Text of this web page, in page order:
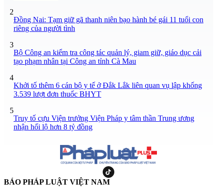
2
Đồng Nai: Tạm giữ gã thanh niên bạo hành bé gái 11 tuổi con
riêng của người tình
3
Bộ Công an kiểm tra công tác quản lý, giam giữ, giáo dục cải
tạo phạm nhân tại Công an tỉnh Cà Mau
4
Khởi tố thêm 6 cán bộ y tế ở Đắk Lắk liên quan vụ lập khống
3.539 lượt đơn thuốc BHYT
5
Truy tố cựu Viện trưởng Viện Pháp y tâm thần Trung ương
nhận hối lộ hơn 8 tỷ đồng
BÁO PHÁP LUẬT VIỆT NAM